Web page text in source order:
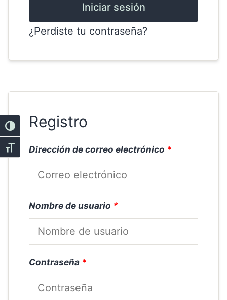
Alternar alto contraste
Alternar tamaño de letra
Iniciar sesión
¿Perdiste tu contraseña?
Registro
Dirección de correo electrónico *
Nombre de usuario *
Contraseña *